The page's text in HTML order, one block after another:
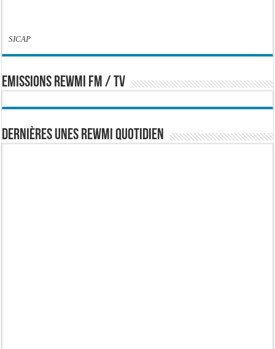
SICAP
EMISSIONS REWMI FM / TV
Dernières Unes Rewmi Quotidien